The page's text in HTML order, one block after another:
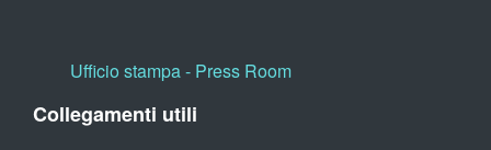
Ufficio stampa - Press Room
Collegamenti utili